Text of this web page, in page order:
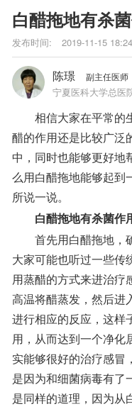
白醋拖地有杀
发布时间: 2019-11-15
陈璟 副主任医师
宁夏医科大学总医
相信大家在平常的
醋的作用还是比较广泛
中，同时也能够更好地
么用白醋拖地能够起到
所说一说。
白醋拖地有杀菌作
首先用白醋拖地，确
大家可能也听过一些传
用蒸醋的方式来进治疗
高温将醋蒸发，然后进
进行相应的反应，这样
用，从而达到一个净化
实能够很好的治疗感冒
是因为和细菌病毒有了
是同样的道理，因为从